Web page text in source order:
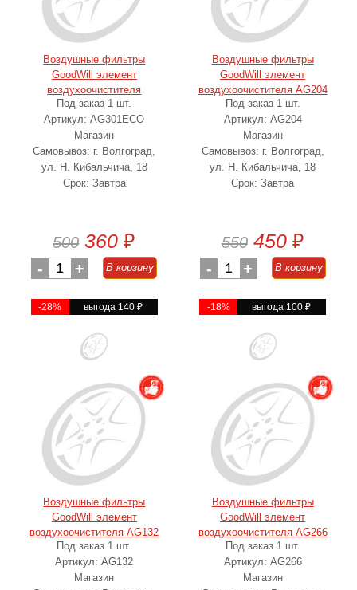
Воздушные фильтры
GoodWill элемент
воздухоочистителя
AG301ECO
Под заказ 1 шт.
Артикул: AG301ECO
Магазин
Самовывоз: г. Волгоград,
ул. Н. Кибальчича, 18
Срок: Завтра
500 360 ₽
- 1 + В корзину
-28% выгода 140₽
Воздушные фильтры
GoodWill элемент
воздухоочистителя AG204
Под заказ 1 шт.
Артикул: AG204
Магазин
Самовывоз: г. Волгоград,
ул. Н. Кибальчича, 18
Срок: Завтра
550 450 ₽
- 1 + В корзину
-18% выгода 100₽
Воздушные фильтры
GoodWill элемент
воздухоочистителя AG132
Под заказ 1 шт.
Артикул: AG132
Магазин
Воздушные фильтры
GoodWill элемент
воздухоочистителя AG266
Под заказ 1 шт.
Артикул: AG266
Магазин